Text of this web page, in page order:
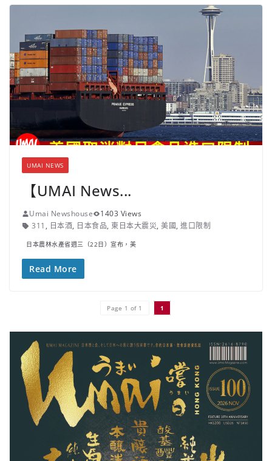
UMAI NEWS
【UMAI News...
Umai Newshouse
1403 Views
311, 日本酒, 日本食品, 東日本大震災, 美國, 進口限制
日本農林水產省週三（22日）宣布，美
Read More
Page 1 of 1 1